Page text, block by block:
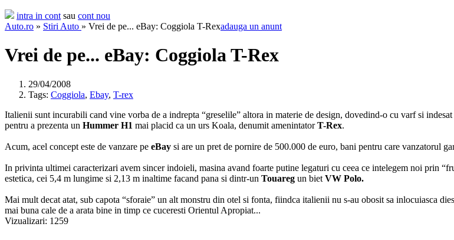
intra in cont sau cont nou
Auto.ro » Stiri Auto » Vrei de pe... eBay: Coggiola T-Rexadauga un anunt
Vrei de pe... eBay: Coggiola T-Rex
29/04/2008
Tags: Coggiola, Ebay, T-rex
Italienii sunt incurabili cand vine vorba de a indrepta “greselile” altora in materie de design, dovedind-o cu varf si indesat
pentru a prezenta un Hummer H1 mai placid ca un urs Koala, denumit amenintatorT-Rex.
Acum, acel concept este de vanzare pe eBay si are un pret de pornire de 500.000 de euro, bani pentru care vanzatorul
In privinta ultimei caracterizari avem sincer indoieli, masina avand foarte putine legaturi cu ceea ce intelegem noi prin
estetica, cei 5,4 m lungime si 2,13 m inaltime facand pana si dintr-un Touareg un biet VW Polo.
Mai mult decat atat, sub capota “sforaie” un alt monstru din otel si fonta, fiindca italienii nu s-au obosit sa inlocuiasca
mai buna cale de a arata bine in timp ce cuceresti Orientul Apropiat...
Vizualizari: 1259